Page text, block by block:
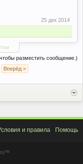
25 дек 2014
разместить сообщение.)
Вперёд >
и правила Помощь